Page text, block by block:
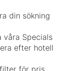
din sökning
våra Specials
efter hotell